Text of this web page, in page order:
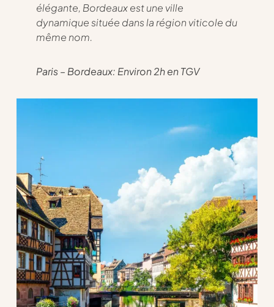
élégante, Bordeaux est une ville
dynamique située dans la région viticole du
même nom.
Paris – Bordeaux: Environ 2h en TGV